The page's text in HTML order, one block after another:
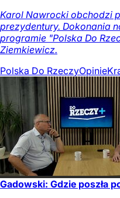
Karol Nawrocki obchodzi
prezydentury. Dokonania
programie "Polska Do
Ziemkiewicz.
Polska Do RzeczyOpinie
Gadowski: Gdzie poszła